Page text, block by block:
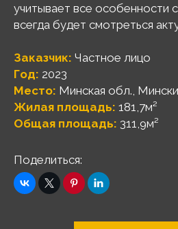
учитывает все особенности
всегда будет смотреться
Заказчик: Частное лицо
Год: 2023
Место: Минская обл.,
Жилая площадь: 181,7м²
Общая площадь: 311,9м²
Поделиться: